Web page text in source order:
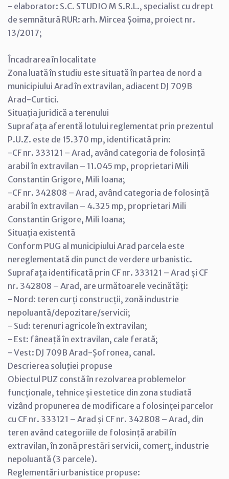
- elaborator: S.C. STUDIO M S.R.L., specialist cu drept
de semnătură RUR: arh. Mircea Șoima, proiect nr.
13/2017;
Încadrarea în localitate
Zona luată în studiu este situată în partea de nord a
municipiului Arad în extravilan, adiacent DJ 709B
Arad-Curtici.
Situaţia juridică a terenului
Suprafața aferentă lotului reglementat prin prezentul
P.U.Z. este de 15.370 mp, identificată prin:
-CF nr. 333121 – Arad, având categoria de folosinţă
arabil în extravilan – 11.045 mp, proprietari Mili
Constantin Grigore, Mili Ioana;
-CF nr. 342808 – Arad, având categoria de folosinţă
arabil în extravilan – 4.325 mp, proprietari Mili
Constantin Grigore, Mili Ioana;
Situația existentă
Conform PUG al municipiului Arad parcela este
nereglementată din punct de verdere urbanistic.
Suprafața identificată prin CF nr. 333121 – Arad și CF
nr. 342808 – Arad, are următoarele vecinătăți:
- Nord: teren curți construcții, zonă industrie
nepoluantă/depozitare/servicii;
- Sud: terenuri agricole în extravilan;
- Est: fâneață în extravilan, cale ferată;
- Vest: DJ 709B Arad-Șofronea, canal.
Descrierea soluţiei propuse
Obiectul PUZ constă în rezolvarea problemelor
funcționale, tehnice și estetice din zona studiată
vizând propunerea de modificare a folosinței parcelor
cu CF nr. 333121 – Arad și CF nr. 342808 – Arad, din
teren având categoriile de folosință arabil în
extravilan, în zonă prestări servicii, comerț, industrie
nepoluantă (3 parcele).
Reglementări urbanistice propuse: